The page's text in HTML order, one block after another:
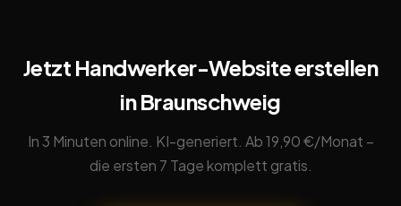
Jetzt Handwerker-Website erstellen
in Braunschweig
In 3 Minuten online. KI-generiert. Ab 19,90 €/Monat –
die ersten 7 Tage komplett gratis.